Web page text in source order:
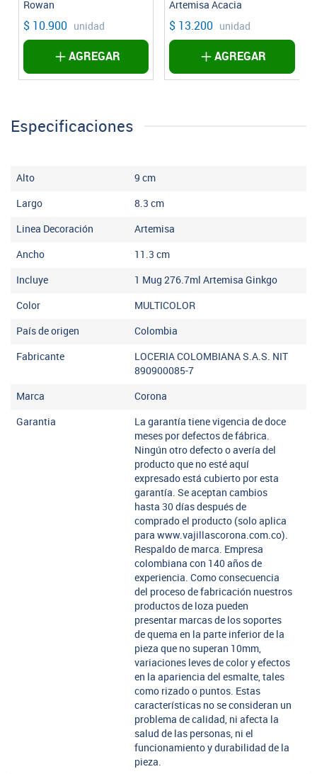
Rowan
$ 10.900 unidad
AGREGAR
Artemisa Acacia
$ 13.200 unidad
AGREGAR
Especificaciones
Alto 9 cm
Largo 8.3 cm
Linea Decoración Artemisa
Ancho 11.3 cm
Incluye 1 Mug 276.7ml Artemisa Ginkgo
Color MULTICOLOR
País de origen Colombia
Fabricante
LOCERIA COLOMBIANA S.A.S. NIT
890900085-7
Marca Corona
Garantia
La garantía tiene vigencia de doce
meses por defectos de fábrica.
Ningún otro defecto o avería del
producto que no esté aquí
expresado está cubierto por esta
garantía. Se aceptan cambios
hasta 30 días después de
comprado el producto (solo aplica
para www.vajillascorona.com.co).
Respaldo de marca. Empresa
colombiana con 140 años de
experiencia. Como consecuencia
del proceso de fabricación nuestros
productos de loza pueden
presentar marcas de los soportes
de quema en la parte inferior de la
pieza que no superan 10mm,
variaciones leves de color y efectos
en la apariencia del esmalte, tales
como rizado o puntos. Estas
características no se consideran un
problema de calidad, ni afecta la
salud de las personas, ni el
funcionamiento y durabilidad de la
pieza.